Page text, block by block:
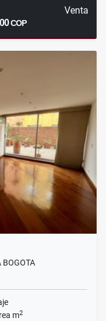
Venta
COP
BOGOTA
m2